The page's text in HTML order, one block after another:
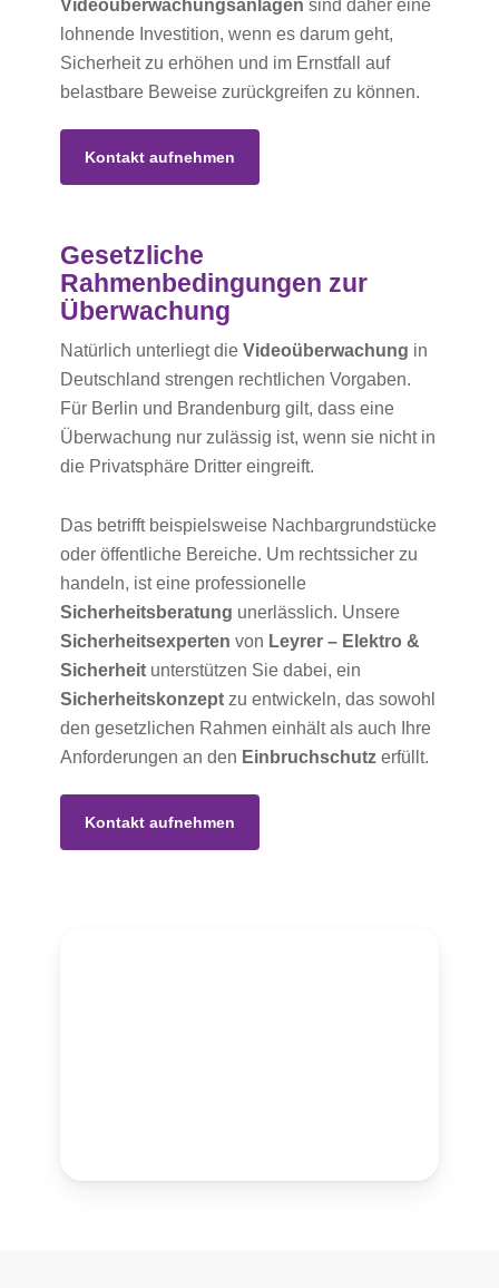
Videoüberwachungsanlagen sind daher eine
lohnende Investition, wenn es darum geht,
Sicherheit zu erhöhen und im Ernstfall auf
belastbare Beweise zurückgreifen zu können.
Kontakt aufnehmen
Gesetzliche
Rahmenbedingungen zur
Überwachung
Natürlich unterliegt die Videoüberwachung in
Deutschland strengen rechtlichen Vorgaben.
Für Berlin und Brandenburg gilt, dass eine
Überwachung nur zulässig ist, wenn sie nicht in
die Privatsphäre Dritter eingreift.
Das betrifft beispielsweise Nachbargrundstücke
oder öffentliche Bereiche. Um rechtssicher zu
handeln, ist eine professionelle
Sicherheitsberatung unerlässlich. Unsere
Sicherheitsexperten von Leyrer – Elektro &
Sicherheitunterstützen Sie dabei, ein
Sicherheitskonzeptzu entwickeln, das sowohl
den gesetzlichen Rahmen einhält als auch Ihre
Anforderungen an den Einbruchschutzerfüllt.
Kontakt aufnehmen